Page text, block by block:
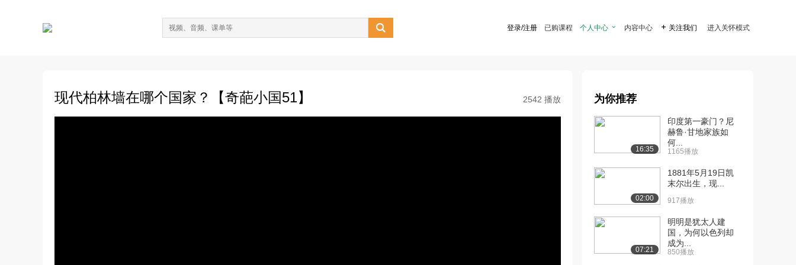
 登录/注册 已购课程 个人中心  内容中心  关注我们 进入关怀模式
现代柏林墙在哪个国家？【奇葩小国51】 2542 播放 为你推荐
16:35
印度第一豪门？尼
赫鲁·甘地家族如
何...
1165播放
02:00
1881年5月19日凯
末尔出生，现...
917播放
07:21
明明是犹太人建
国，为何以色列却
成为...
850播放